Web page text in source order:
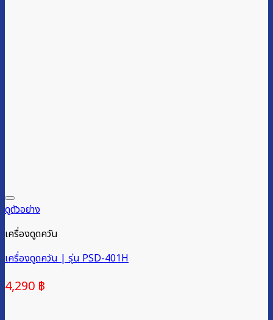
ดูตัวอย่าง
เครื่องดูดควัน
เครื่องดูดควัน | รุ่น PSD-401H
4,290 ฿